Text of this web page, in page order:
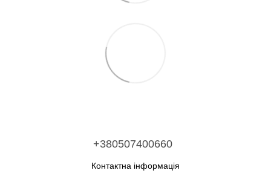
+380507400660
Контактна інформація